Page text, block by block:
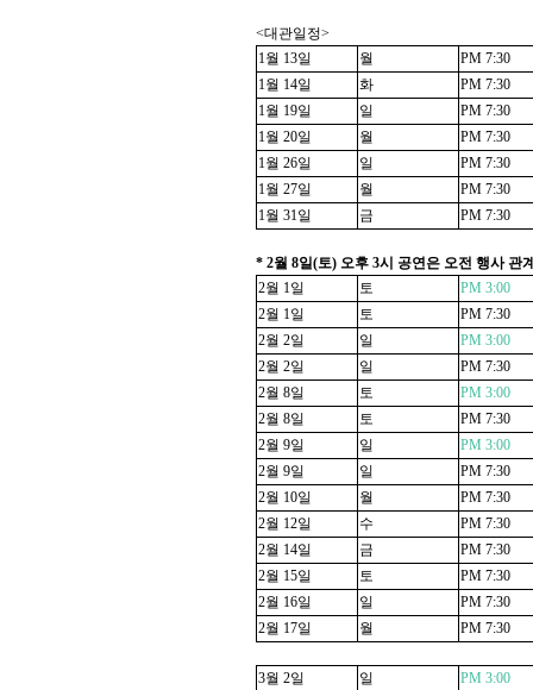
<대관일정>
1월 13일 월
PM 7:30
1월 14일 화
PM 7:30
1월 19일 일
PM 7:30
1월 20일 월
PM 7:30
1월 26일 일
PM 7:30
1월 27일 월
PM 7:30
1월 31일 금 PM 7:30
* 2월 8일(토) 오후 3시 공연은 오전 행사 관
2월 1일 토
PM 3:00
2월 1일 토
PM 7:30
2월 2일 일
PM 3:00
2월 2일 일
PM 7:30
2월 8일 토
PM 3:00
2월 8일 토
PM 7:30
2월 9일 일
PM 3:00
2월 9일 일
PM 7:30
2월 10일 월
PM 7:30
2월 12일 수
PM 7:30
2월 14일 금
PM 7:30
2월 15일 토
PM 7:30
2월 16일 일
PM 7:30
2월 17일 월 PM 7:30
3월 2일 일
PM 3:00